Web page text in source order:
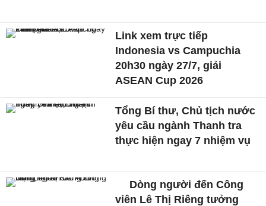
Link xem trực tiếp
Indonesia vs Campuchia
20h30 ngày 27/7, giải
ASEAN Cup 2026
Tổng Bí thư, Chủ tịch nước
yêu cầu ngành Thanh tra
thực hiện ngay 7 nhiệm vụ
Dòng người đến Công
viên Lê Thị Riêng tưởng